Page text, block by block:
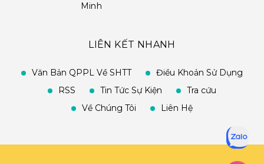
Minh
LIÊN KẾT NHANH
Văn Bản QPPL Về SHTT
Điều Khoản Sử Dụng
RSS
Tin Tức Sự Kiện
Tra cứu
Về Chúng Tôi
Liên Hệ